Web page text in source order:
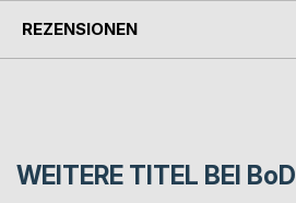
REZENSIONEN
WEITERE TITEL BEI BoD